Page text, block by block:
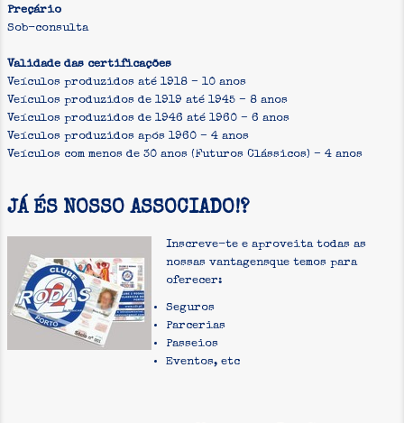
Preçário
Sob-consulta
Validade das certificações
Veículos produzidos até 1918 – 10 anos
Veículos produzidos de 1919 até 1945 – 8 anos
Veículos produzidos de 1946 até 1960 – 6 anos
Veículos produzidos após 1960 – 4 anos
Veículos com menos de 30 anos (Futuros Clássicos) – 4 anos
JÁ ÉS NOSSO ASSOCIADO!?
Inscreve-te e aproveita todas as
nossas vantagensque temos para
oferecer:
Seguros
Parcerias
Passeios
Eventos, etc